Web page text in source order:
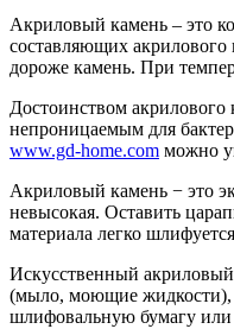
Акриловый камень – это
составляющих акрилового
дороже камень. При
Достоинством акрилового
непроницаемым для
www.gd-home.com можно
Акриловый камень − это
невысокая. Оставить
материала легко
Искусственный акриловый
(мыло, моющие жидкости),
шлифовальную бумагу или